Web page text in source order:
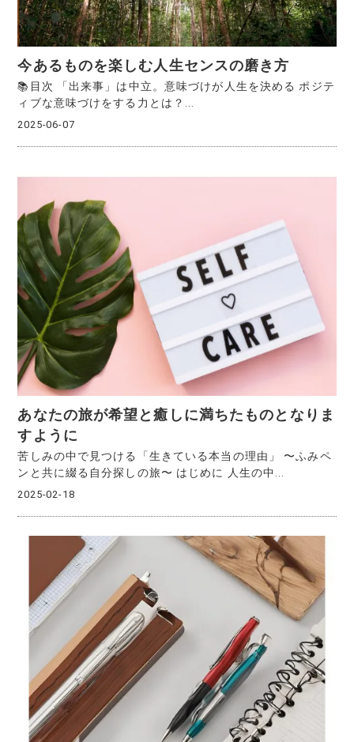
今あるものを楽しむ人生センスの磨き方
📚目次 「出来事」は中立。意味づけが人生を決める ポジテ
ィブな意味づけをする力とは？...
2025-06-07
あなたの旅が希望と癒しに満ちたものとなりま
すように
苦しみの中で見つける「生きている本当の理由」 〜ふみペ
ンと共に綴る自分探しの旅〜 はじめに 人生の中...
2025-02-18